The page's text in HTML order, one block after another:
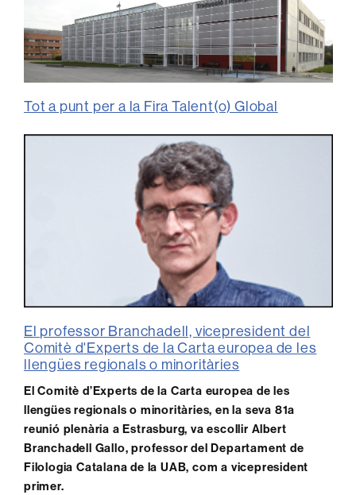
Tot a punt per a la Fira Talent(o) Global
El professor Branchadell, vicepresident del
Comitè d'Experts de la Carta europea de les
llengües regionals o minoritàries
El Comitè d’Experts de la Carta europea de les
llengües regionals o minoritàries, en la seva 81a
reunió plenària a Estrasburg, va escollir Albert
Branchadell Gallo, professor del Departament de
Filologia Catalana de la UAB, com a vicepresident
primer.